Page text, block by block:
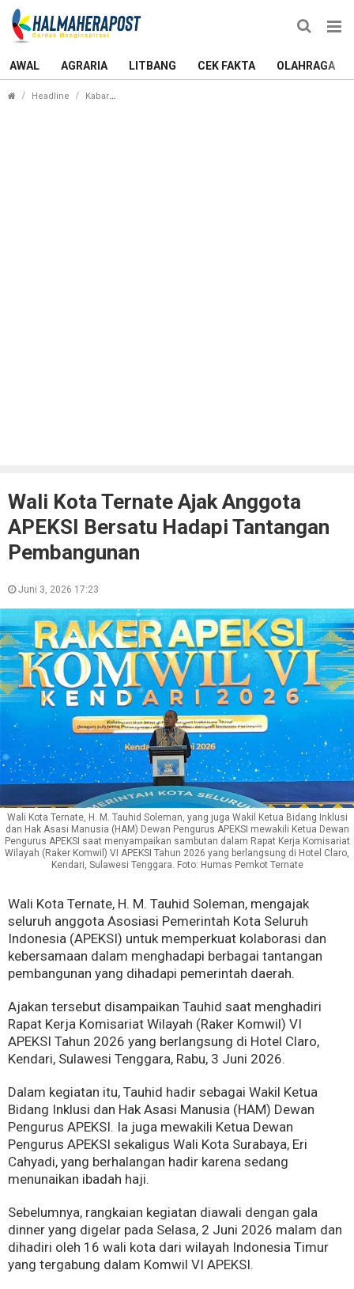
AWAL AGRARIA LITBANG CEK FAKTA OLAHRAGA
Headline Kabar
Wali Kota Ternate Ajak Anggota
APEKSI Bersatu Hadapi Tantangan
Pembangunan
Juni 3, 2026 17:23
Wali Kota Ternate, H. M. Tauhid Soleman, yang juga Wakil Ketua Bidang Inklusi
dan Hak Asasi Manusia (HAM) Dewan Pengurus APEKSI mewakili Ketua Dewan
Pengurus APEKSI saat menyampaikan sambutan dalam Rapat Kerja Komisariat
Wilayah (Raker Komwil) VI APEKSI Tahun 2026 yang berlangsung di Hotel Claro,
Kendari, Sulawesi Tenggara. Foto: Humas Pemkot Ternate
Wali Kota Ternate, H. M. Tauhid Soleman, mengajak
seluruh anggota Asosiasi Pemerintah Kota Seluruh
Indonesia (APEKSI) untuk memperkuat kolaborasi dan
kebersamaan dalam menghadapi berbagai tantangan
pembangunan yang dihadapi pemerintah daerah.
Ajakan tersebut disampaikan Tauhid saat menghadiri
Rapat Kerja Komisariat Wilayah (Raker Komwil) VI
APEKSI Tahun 2026 yang berlangsung di Hotel Claro,
Kendari, Sulawesi Tenggara, Rabu, 3 Juni 2026.
Dalam kegiatan itu, Tauhid hadir sebagai Wakil Ketua
Bidang Inklusi dan Hak Asasi Manusia (HAM) Dewan
Pengurus APEKSI. Ia juga mewakili Ketua Dewan
Pengurus APEKSI sekaligus Wali Kota Surabaya, Eri
Cahyadi, yang berhalangan hadir karena sedang
menunaikan ibadah haji.
Sebelumnya, rangkaian kegiatan diawali dengan gala
dinner yang digelar pada Selasa, 2 Juni 2026 malam dan
dihadiri oleh 16 wali kota dari wilayah Indonesia Timur
yang tergabung dalam Komwil VI APEKSI.